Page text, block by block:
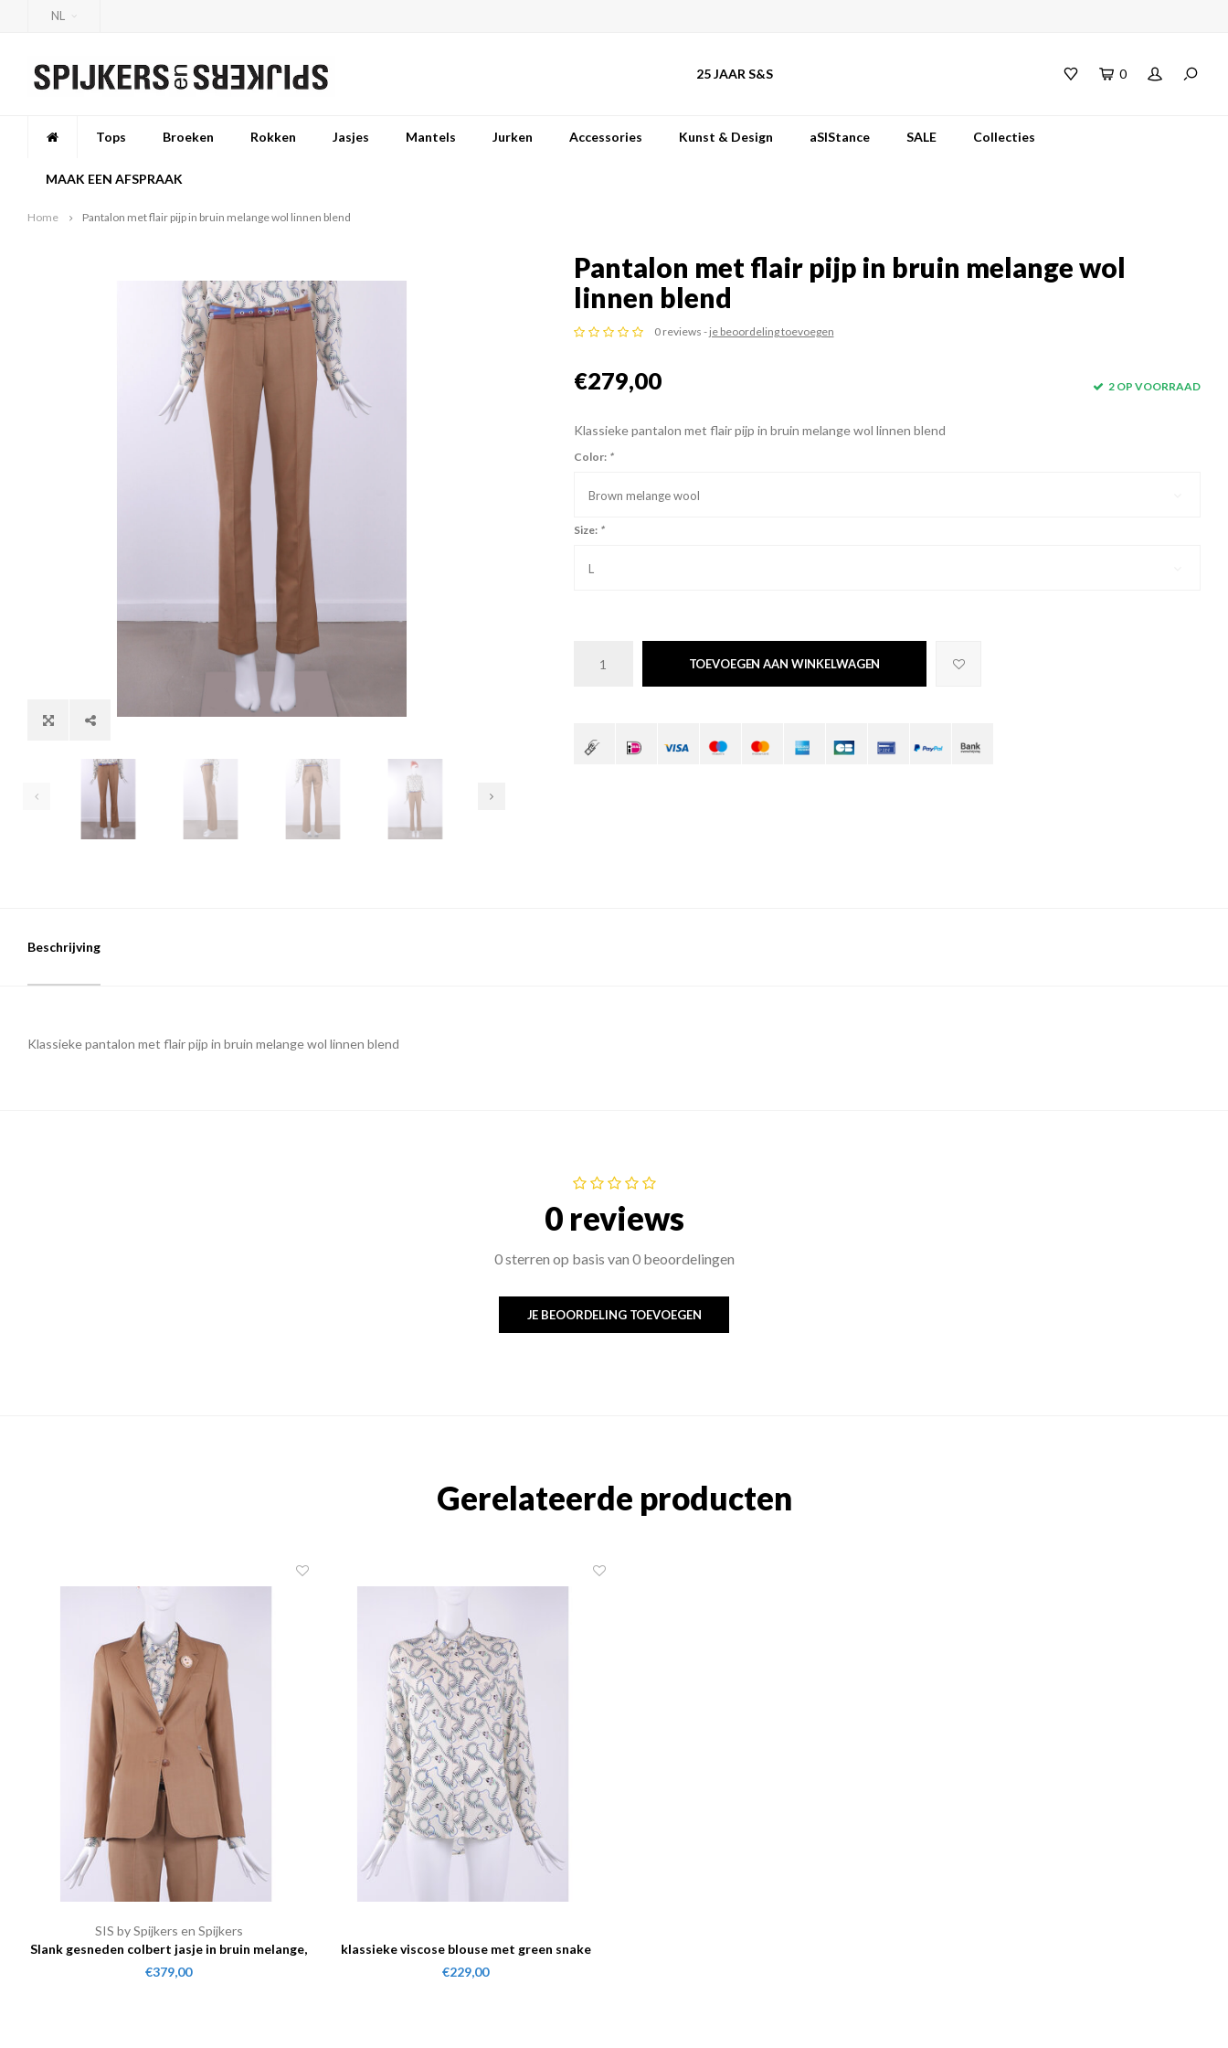
NL
25 JAAR S&S 0
Tops Broeken Rokken Jasjes Mantels Jurken Accessories Kunst & Design aSIStance SALE Collecties
MAAK EEN AFSPRAAK
Home Pantalon met flair pijp in bruin melange wol linnen blend
Pantalon met flair pijp in bruin melange wol
linnen blend
0 reviews - je beoordeling toevoegen
€279,00 2 OP VOORRAAD
Klassieke pantalon met flair pijp in bruin melange wol linnen blend
Color: *
Brown melange wool
Size: *
L
TOEVOEGEN AAN WINKELWAGEN
Beschrijving
Klassieke pantalon met flair pijp in bruin melange wol linnen blend
0 reviews
0 sterren op basis van 0 beoordelingen
JE BEOORDELING TOEVOEGEN
Gerelateerde producten
SIS by Spijkers en Spijkers
Slank gesneden colbert jasje in bruin melange,
wol linen blend
€379,00
klassieke viscose blouse met green snake
print
€229,00